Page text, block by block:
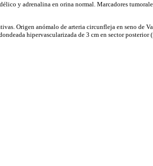
y adrenalina en orina normal. Marcadores
Origen anómalo de arteria circunfleja en seno de
hipervascularizada de 3 cm en sector posterior